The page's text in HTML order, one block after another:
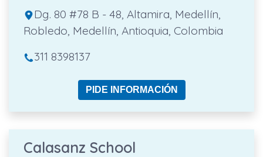
Dg. 80 #78 B - 48, Altamira, Medellín,
Robledo, Medellín, Antioquia, Colombia
311 8398137
PIDE INFORMACIÓN
Calasanz School